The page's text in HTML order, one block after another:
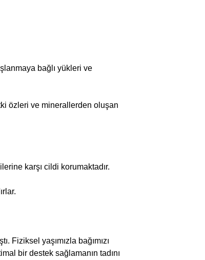
bağlı yükleri ve
özleri ve minerallerden oluşan
karşı cildi korumaktadır.
yaşımızla bağımızı
bir destek sağlamanın tadını